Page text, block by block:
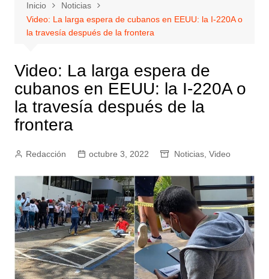
Inicio
Noticias
Video: La larga espera de cubanos en EEUU: la I-220A o
la travesía después de la frontera
Video: La larga espera de
cubanos en EEUU: la I-220A o
la travesía después de la
frontera
Redacción octubre 3, 2022 Noticias, Video